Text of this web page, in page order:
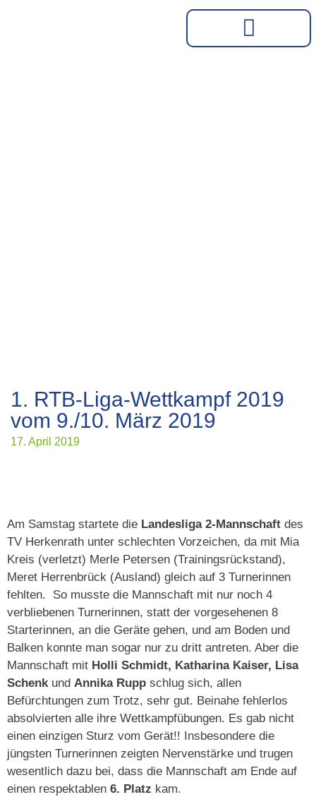
1. RTB-Liga-Wettkampf 2019
vom 9./10. März 2019
17. April 2019
Am Samstag startete die Landesliga 2-Mannschaft des
TV Herkenrath unter schlechten Vorzeichen, da mit Mia
Kreis (verletzt) Merle Petersen (Trainingsrückstand),
Meret Herrenbrück (Ausland) gleich auf 3 Turnerinnen
fehlten. So musste die Mannschaft mit nur noch 4
verbliebenen Turnerinnen, statt der vorgesehenen 8
Starterinnen, an die Geräte gehen, und am Boden und
Balken konnte man sogar nur zu dritt antreten. Aber die
Mannschaft mit Holli Schmidt, Katharina Kaiser, Lisa
Schenkund Annika Rupp schlug sich, allen
Befürchtungen zum Trotz, sehr gut. Beinahe fehlerlos
absolvierten alle ihre Wettkampfübungen. Es gab nicht
einen einzigen Sturz vom Gerät!! Insbesondere die
jüngsten Turnerinnen zeigten Nervenstärke und trugen
wesentlich dazu bei, dass die Mannschaft am Ende auf
einen respektablen 6. Platz kam.